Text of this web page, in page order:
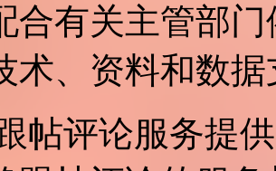
合有关主管部
术、资料和数
帖评论服务提